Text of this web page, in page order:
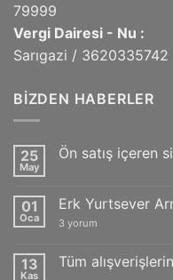
79999
Vergi Dairesi - Nu :
Sarıgazi / 3620335742
BIZDEN HABERLER
25
May
Ön satış içeren
satış
içeren
siparişler
01
Oca
Erk Yurtsever
Erk
Kitabı
3 yorum
13
Kas
Tüm